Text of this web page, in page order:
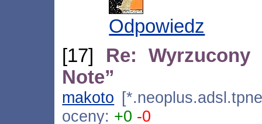
Odpowiedz
[17] Re: Wyrzucony
Note”
makoto
oceny: +0 -0